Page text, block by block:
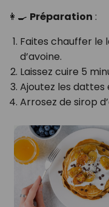
👩‍🍳 Préparation :
Faites chauffer le
d’avoine.
Laissez cuire 5
Ajoutez les dattes
Arrosez de sirop